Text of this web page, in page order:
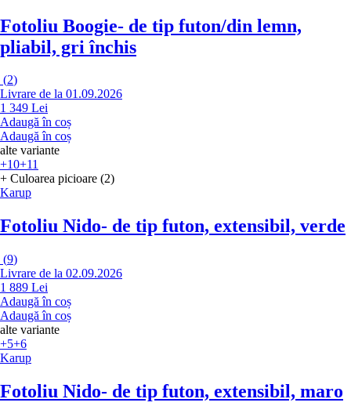
Fotoliu Boogie- de tip futon/din lemn,
pliabil, gri închis
(2)
Livrare de la 01.09.2026
1 349 Lei
Adaugă în coș
Adaugă în coș
alte variante
+10+11
+ Culoarea picioare (2)
Karup
Fotoliu Nido- de tip futon, extensibil, verde
(9)
Livrare de la 02.09.2026
1 889 Lei
Adaugă în coș
Adaugă în coș
alte variante
+5+6
Karup
Fotoliu Nido- de tip futon, extensibil, maro